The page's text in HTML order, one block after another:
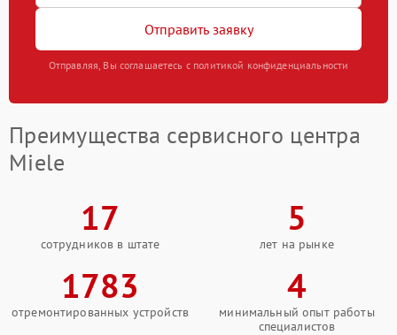
Отправить заявку
Отправляя, Вы соглашаетесь с политикой конфиденциальности
Преимущества сервисного центра
Miele
17
сотрудников в штате
5
лет на рынке
1783
отремонтированных устройств
4
минимальный опыт работы
специалистов